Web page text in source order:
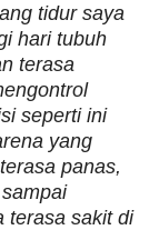
tidur saya
hari tubuh
terasa
seperti ini
yang
panas,
terasa sakit di